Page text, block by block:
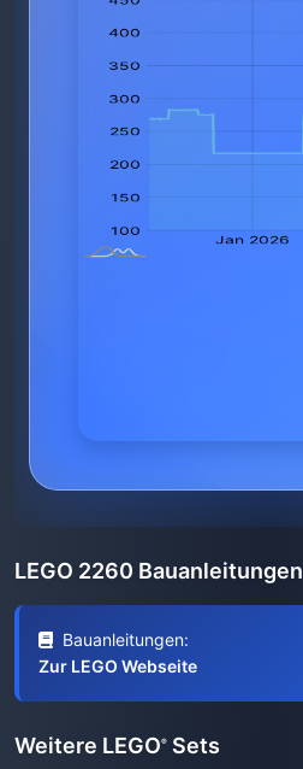
LEGO 2260 Bauanleitungen
Bauanleitungen:
Zur LEGO Webseite
Weitere LEGO® Sets